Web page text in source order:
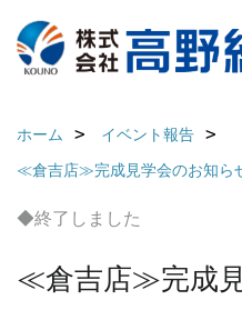
ホーム
イベント報告
≪倉吉店≫完成見学会のお知ら
◆終了しました
≪倉吉店≫完成